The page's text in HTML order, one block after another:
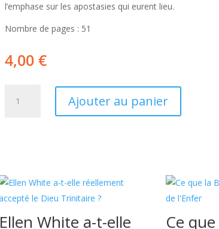
l’emphase sur les apostasies qui eurent lieu.
Nombre de pages : 51
4,00 €
de
l'Église
Adventiste
-
Ajouter au panier
Ellen White a-t-elle Ce